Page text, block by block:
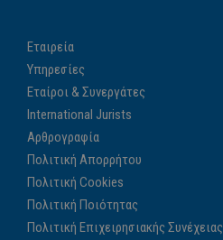
Εταιρεία
Υπηρεσίες
Εταίροι & Συνεργάτες
International Jurists
Αρθρογραφία
Πολιτική Απορρήτου
Πολιτική Cookies
Πολιτική Ποιότητας
Πολιτική Επιχειρησιακής Συνέχειας